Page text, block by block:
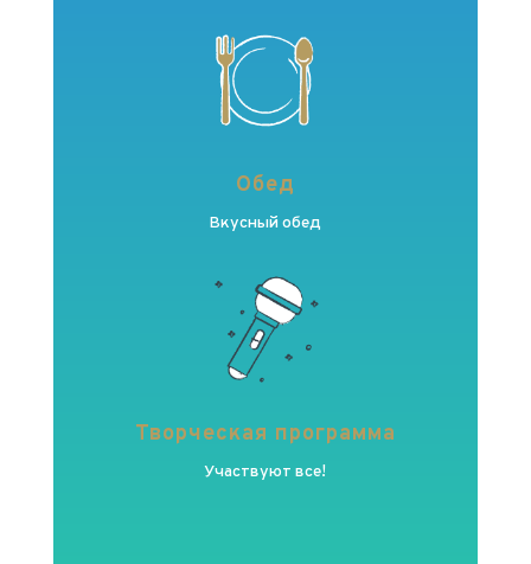
Обед
Вкусный обед
Творческая программа
Участвуют все!